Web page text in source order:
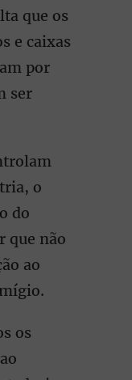
que os
e caixas
por
ser
o
do
que não
ao
os